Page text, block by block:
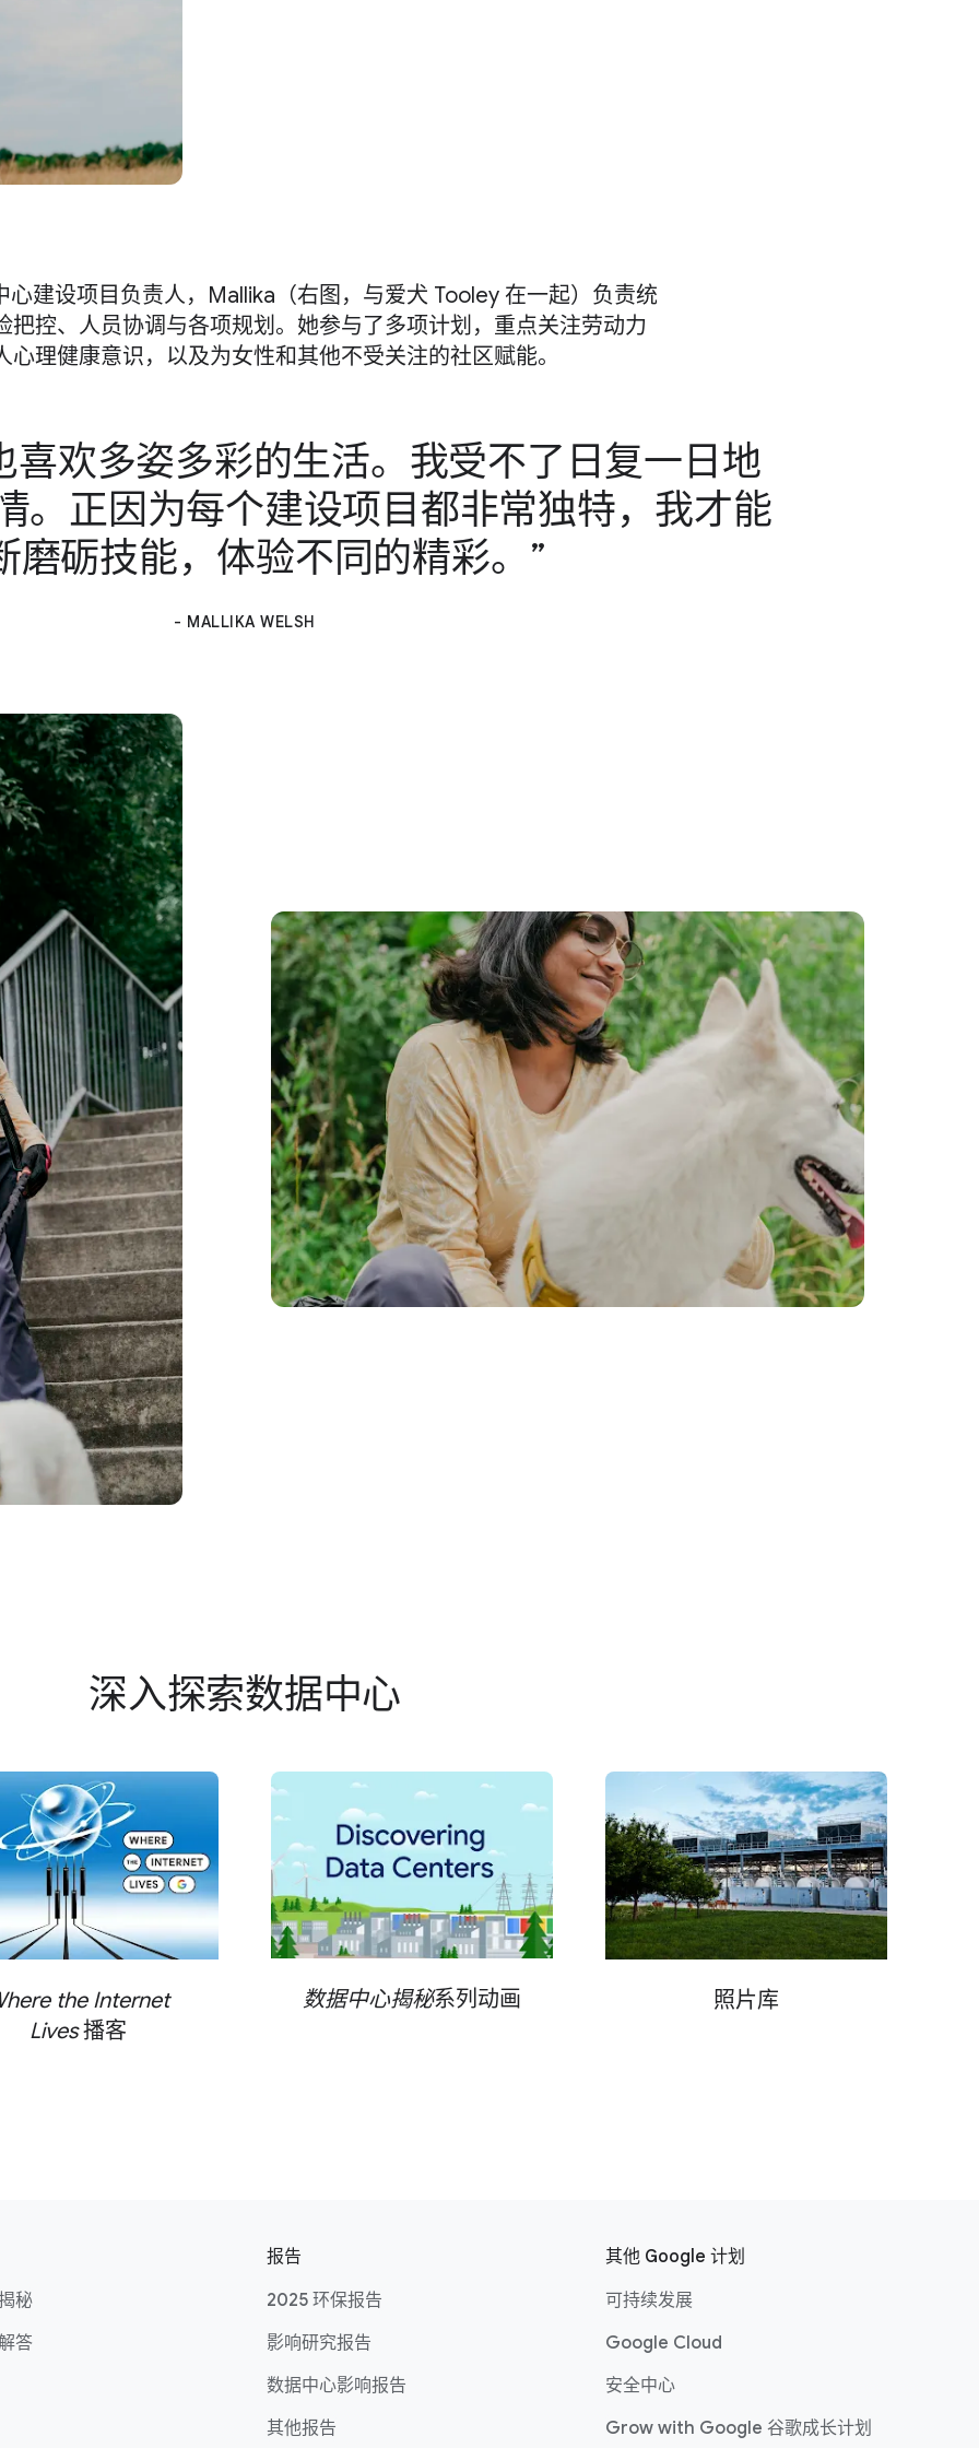
建设​项目​负责人，​Mallika​（右图，​与​爱犬 Tooley 在​一起）​负责统​
把​控、​人员​协调​与​各​项​规划。​她​参与​了​多​项​计划，​重点​关注​劳动力​
心理​健康​意识，​以及​为​女性​和​其他​不​受​关注​的​社区​赋能。
喜欢​多​姿​多彩​的​生活。​我​受​不​了日复​一​日​地​
。​正​因为​每​个​建设​项目​都​非常​独特，​我​才​能​
磨砺​技能，​体验​不同​的​精彩。
- MALLIKA WELSH
深入​探索​数据​中心
the Internet
Lives播客
数据​中心​揭秘系​列动​画 照片​库
秘
答
报告
2025 环保报告
影响​研究​报告
数据​中心​影响​报告
其他​报告
其他 Google 计划
可​持续​发展
Google Cloud
安全​中心
Grow with Google 谷歌​成长​计划